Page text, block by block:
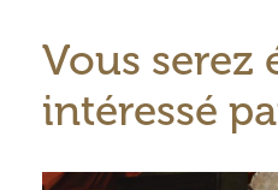
Vous serez
intéressé